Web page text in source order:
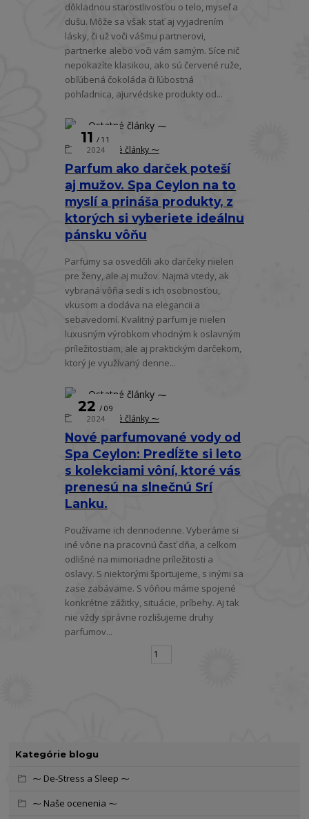
Kategórie blogu
⁓ De-Stress a Sleep ⁓
⁓ Naše ocenenia ⁓
dôkladnou starostlivosťou o telo, myseľ a
dušu. Môže sa však stať aj vyjadrením
lásky, či už voči vášmu partnerovi,
partnerke alebo voči vám samým. Síce nič
nepokazíte klasikou, ako sú červené ruže,
obľúbená čokoláda či ľúbostná
pohľadnica, ajurvédske produkty od...
Parfum ako darček poteší
aj mužov. Spa Ceylon na to
myslí a prináša produkty, z
ktorých si vyberiete ideálnu
pánsku vôňu
11
11
2024
⁓ Ostatné články ⁓
Parfumy sa osvedčili ako darčeky nielen
pre ženy, ale aj mužov. Najmä vtedy, ak
vybraná vôňa sedí s ich osobnosťou,
vkusom a dodáva na elegancii a
sebavedomí. Kvalitný parfum je nielen
luxusným výrobkom vhodným k oslavným
príležitostiam, ale aj praktickým darčekom,
ktorý je využívaný denne...
Nové parfumované vody od
Spa Ceylon: Predĺžte si leto
s kolekciami vôní, ktoré vás
prenesú na slnečnú Srí
Lanku.
22
09
2024
⁓ Ostatné články ⁓
Používame ich dennodenne. Vyberáme si
iné vône na pracovnú časť dňa, a celkom
odlišné na mimoriadne príležitosti a
oslavy. S niektorými športujeme, s inými sa
zase zabávame. S vôňou máme spojené
konkrétne zážitky, situácie, príbehy. Aj tak
nie vždy správne rozlišujeme druhy
parfumov...